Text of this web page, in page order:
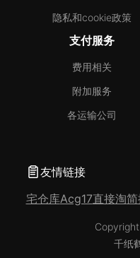
隐私和cookie政策
支付服务
费用相关
附加服务
各运输公司
友情链接
宅仓库Acg17直接淘
千纸